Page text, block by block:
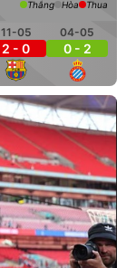
11-05
2 - 0
04-05
0 - 2
Thắng Hòa Thua